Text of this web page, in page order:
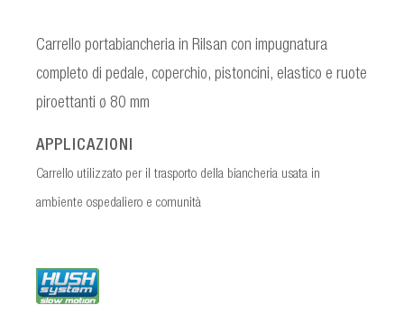
Carrello portabiancheria in Rilsan con impugnatura
completo di pedale, coperchio, pistoncini, elastico e ruote
piroettanti ø 80 mm
APPLICAZIONI
Carrello utilizzato per il trasporto della biancheria usata in
ambiente ospedaliero e comunità